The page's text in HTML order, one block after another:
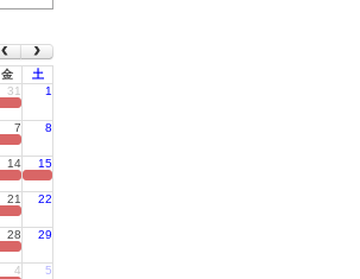
金
土
31 1
7 8
14 15
21 22
28 29
4 5